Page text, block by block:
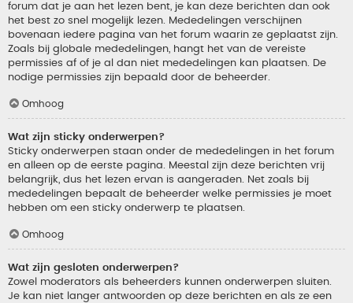
forum dat je aan het lezen bent, je kan deze berichten dan ook
het best zo snel mogelijk lezen. Mededelingen verschijnen
bovenaan iedere pagina van het forum waarin ze geplaatst zijn.
Zoals bij globale mededelingen, hangt het van de vereiste
permissies af of je al dan niet mededelingen kan plaatsen. De
nodige permissies zijn bepaald door de beheerder.
Omhoog
Wat zijn sticky onderwerpen?
Sticky onderwerpen staan onder de mededelingen in het forum
en alleen op de eerste pagina. Meestal zijn deze berichten vrij
belangrijk, dus het lezen ervan is aangeraden. Net zoals bij
mededelingen bepaalt de beheerder welke permissies je moet
hebben om een sticky onderwerp te plaatsen.
Omhoog
Wat zijn gesloten onderwerpen?
Zowel moderators als beheerders kunnen onderwerpen sluiten.
Je kan niet langer antwoorden op deze berichten en als ze een